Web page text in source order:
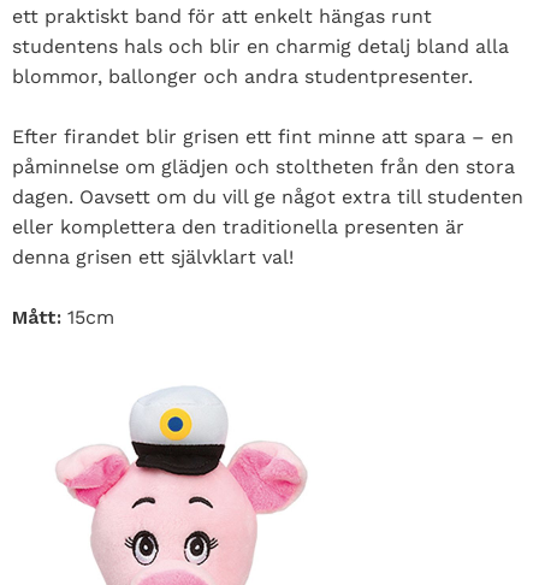
ett praktiskt band för att enkelt hängas runt
studentens hals och blir en charmig detalj bland alla
blommor, ballonger och andra studentpresenter.
Efter firandet blir grisen ett fint minne att spara – en
påminnelse om glädjen och stoltheten från den stora
dagen. Oavsett om du vill ge något extra till studenten
eller komplettera den traditionella presenten är
denna grisen ett självklart val!
Mått: 15cm